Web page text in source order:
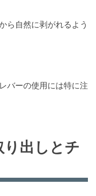
ら自然に剥がれるよう
バーの使用には特に注
出しとチ